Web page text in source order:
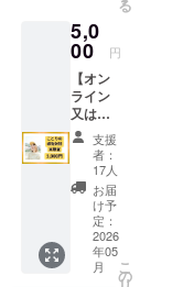
お礼の
メッ
セージ
をお送
りする
タイミ
ングが
一ヶ月
遅くな
りま
す。
ただき
ます。
ンに含
まれる
もの ・
お礼の
メッ
セージ
をお送
りしま
す。 備
考 ・体
験や物
品は含
ント出
店時や
カフェ
にて使
える
コー
ヒーチ
ケット
です。
ぜひお
友達を
連れて
チダッ
ケに遊
びに来
る
5,0
00 円
【オン
ライン
又は対
面】 “こ
とり”は
チダッ
ケ妻の
対話
ネーム
です。
自分を
活かす
支援
者：
17人
お届
け予
定：
2026
年05
月
こ
の